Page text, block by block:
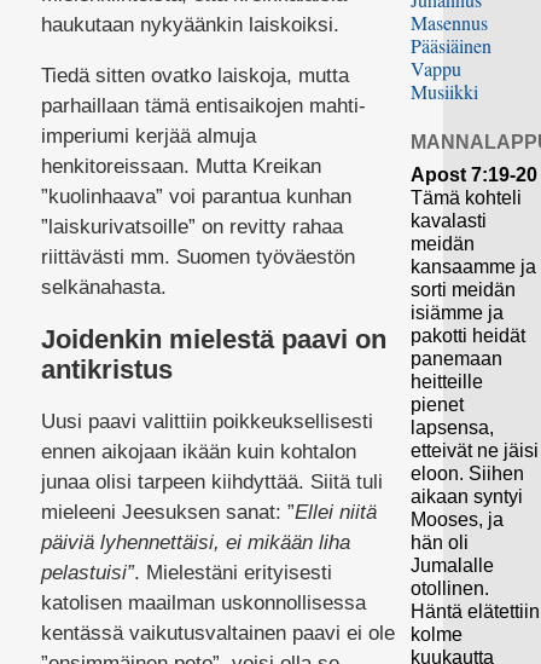
haukutaan nykyäänkin laiskoiksi.
Tiedä sitten ovatko laiskoja, mutta
parhaillaan tämä entisaikojen mahti-
imperiumi kerjää almuja
henkitoreissaan. Mutta Kreikan
”kuolinhaava” voi parantua kunhan
”laiskurivatsoille” on revitty rahaa
riittävästi mm. Suomen työväestön
selkänahasta.
Joidenkin mielestä paavi on
antikristus
Uusi paavi valittiin poikkeuksellisesti
ennen aikojaan ikään kuin kohtalon
junaa olisi tarpeen kiihdyttää. Siitä tuli
mieleeni Jeesuksen sanat: ”Ellei niitä
päiviä lyhennettäisi, ei mikään liha
pelastuisi”. Mielestäni erityisesti
katolisen maailman uskonnollisessa
kentässä vaikutusvaltainen paavi ei ole
Masennus
Pääsiäinen
Vappu
Musiikki
Apost 7:19-20
Tämä kohteli
kavalasti
meidän
kansaamme ja
sorti meidän
isiämme ja
pakotti heidät
panemaan
heitteille
pienet
lapsensa,
etteivät ne jäisi
eloon. Siihen
aikaan syntyi
Mooses, ja
hän oli
Jumalalle
otollinen.
Häntä elätettiin
kolme
kuukautta